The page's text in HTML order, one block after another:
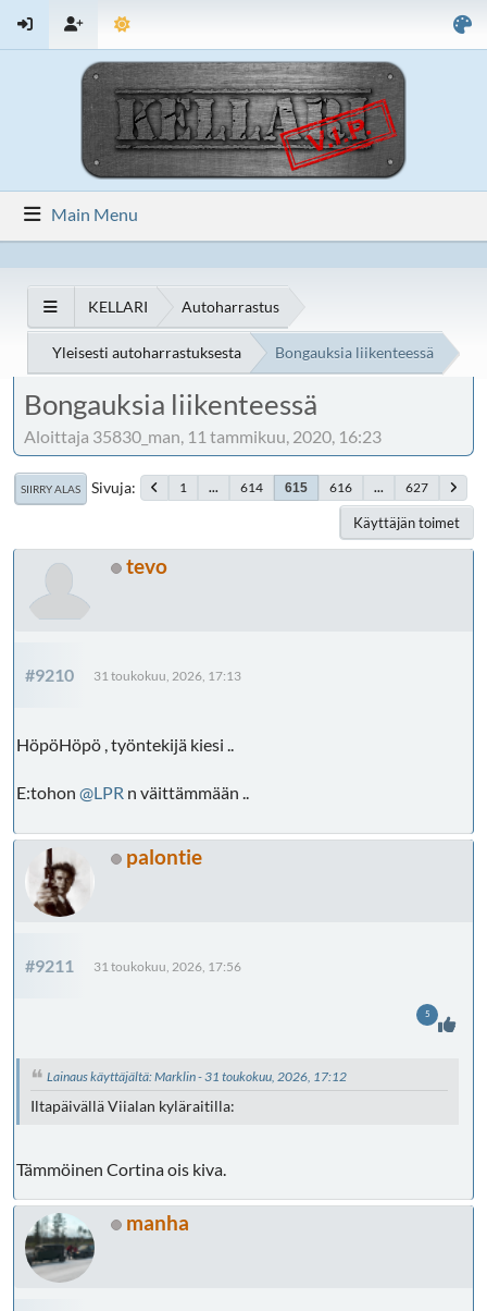
Main Menu
KELLARI Autoharrastus
Yleisesti autoharrastuksesta Bongauksia liikenteessä
Bongauksia liikenteessä
Aloittaja 35830_man, 11 tammikuu, 2020, 16:23
SIIRRY ALAS Sivuja 1 ... 614 615 616 ... 627
Käyttäjän toimet
tevo
#9210 31 toukokuu, 2026, 17:13
HöpöHöpö , työntekijä kiesi ..
E:tohon @LPR n väittämmään ..
palontie
#9211 31 toukokuu, 2026, 17:56
Lainaus käyttäjältä: Marklin - 31 toukokuu, 2026, 17:12
Iltapäivällä Viialan kyläraitilla:
Tämmöinen Cortina ois kiva.
5
manha